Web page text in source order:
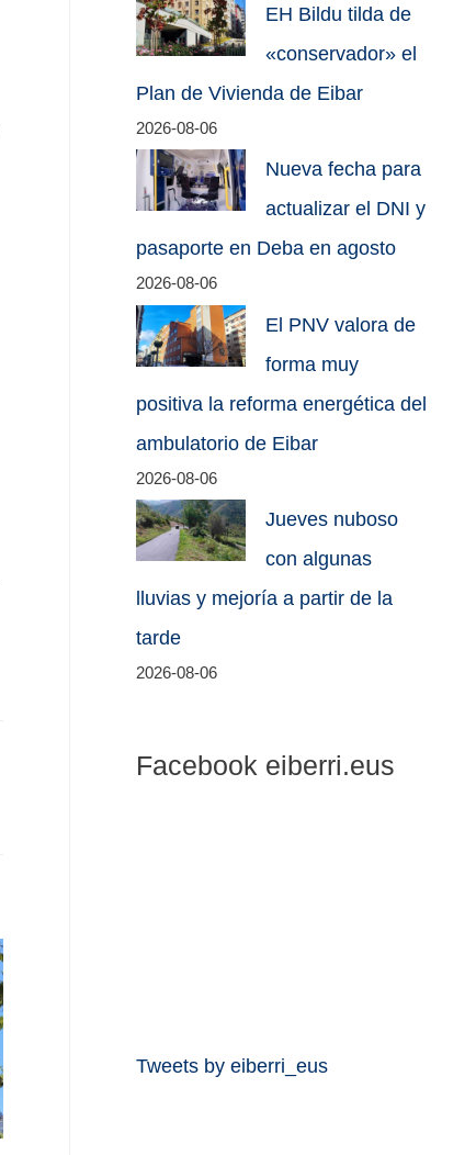
EH Bildu tilda de
«conservador» el
Plan de Vivienda de Eibar
2026-08-06
Nueva fecha para
actualizar el DNI y
pasaporte en Deba en agosto
2026-08-06
El PNV valora de
forma muy
positiva la reforma energética del
ambulatorio de Eibar
2026-08-06
Jueves nuboso
con algunas
lluvias y mejoría a partir de la
tarde
2026-08-06
Facebook eiberri.eus
Tweets by eiberri_eus